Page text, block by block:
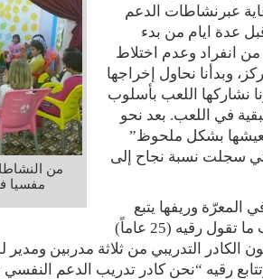
من
مفسيا
عبرنشاطات الدعم
عدة ايام من بدء
انفراد وعدم اختلاط
وبدأنا نحاول إخراجها
نشاركها اللعب بأسلوب
في اللعب. بعد نحو
تعيشها بشكل ملحوظ”
سجلت نسبة نجاح إلى
وريفها يتبع
لمؤسسة رعاية الطفل في كفرنبل، بحسب ما تقول رقيه (25 عاماً)
الكادر التدريبي من ثلاثة مدربين
رقيه “نحن كادر تدريب الدعم